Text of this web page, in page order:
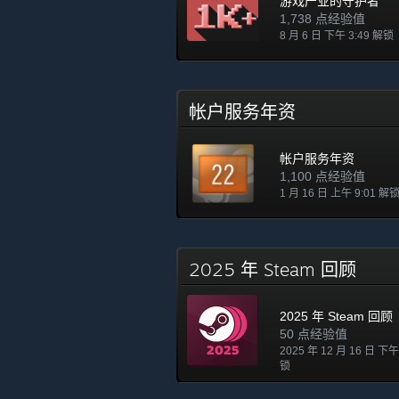
1,738 点经验值
8 月 6 日 下午 3:49 解锁
帐户服务年资
帐户服务年资
1,100 点经验值
1 月 16 日 上午 9:01 解锁
2025 年 Steam 回顾
2025 年 Steam 回顾
50 点经验值
2025 年 12 月 16 日 下
锁